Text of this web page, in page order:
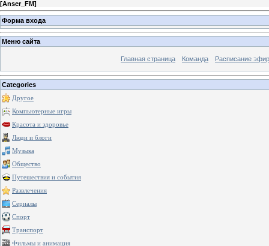
[Anser_FM]
Форма входа
Меню сайта
Главная страница Команда Расписание
Categories
Другое
Компьютерные игры
Красота и здоровье
Люди и блоги
Музыка
Общество
Путешествия и события
Развлечения
Сериалы
Спорт
Транспорт
Фильмы и анимация